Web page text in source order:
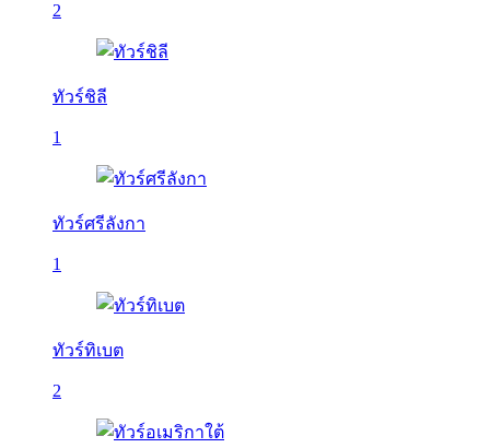
2
ทัวร์ชิลี
1
ทัวร์ศรีลังกา
1
ทัวร์ทิเบต
2